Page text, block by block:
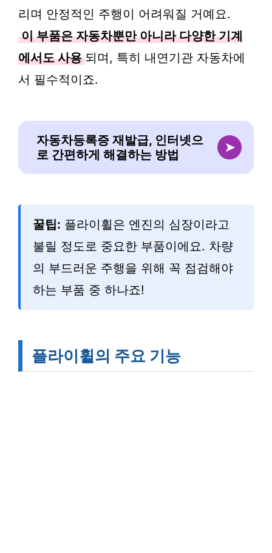
리며 안정적인 주행이 어려워질 거예요.
이 부품은 자동차뿐만 아니라 다양한 기계
에서도 사용 되며, 특히 내연기관 자동차에
서 필수적이죠.
자동차등록증 재발급, 인터넷으
로 간편하게 해결하는 방법
➤
꿀팁: 플라이휠은 엔진의 심장이라고
불릴 정도로 중요한 부품이에요. 차량
의 부드러운 주행을 위해 꼭 점검해야
하는 부품 중 하나죠!
플라이휠의 주요 기능